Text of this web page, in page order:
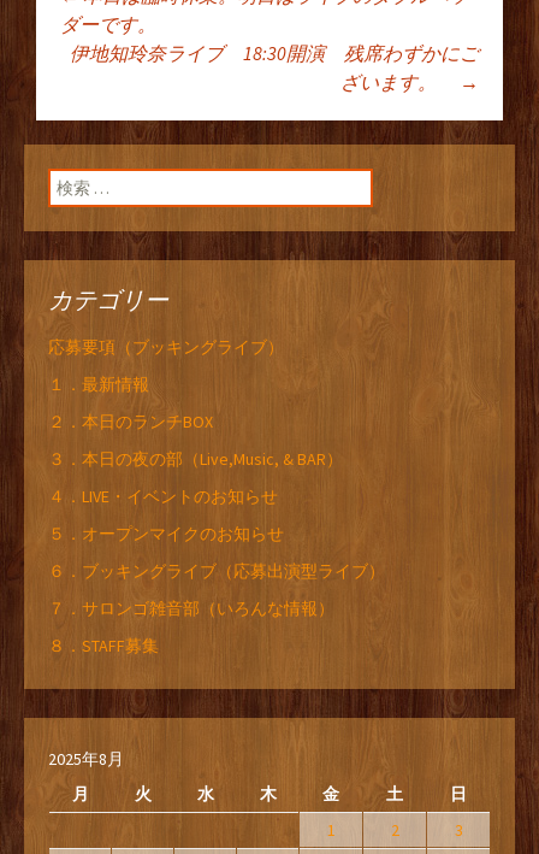
投稿ナビゲーショ
ン
ダーです。
伊地知玲奈ライブ 18:30開演 残席わずかにご
ざいます。
→
検索:
カテゴリー
応募要項（ブッキングライブ）
１．最新情報
２．本日のランチBOX
３．本日の夜の部（Live,Music, & BAR）
４．LIVE・イベントのお知らせ
５．オープンマイクのお知らせ
６．ブッキングライブ（応募出演型ライブ）
７．サロンゴ雑音部（いろんな情報）
８．STAFF募集
2025年8月
月
火 水 木 金 土 日
1 2
3